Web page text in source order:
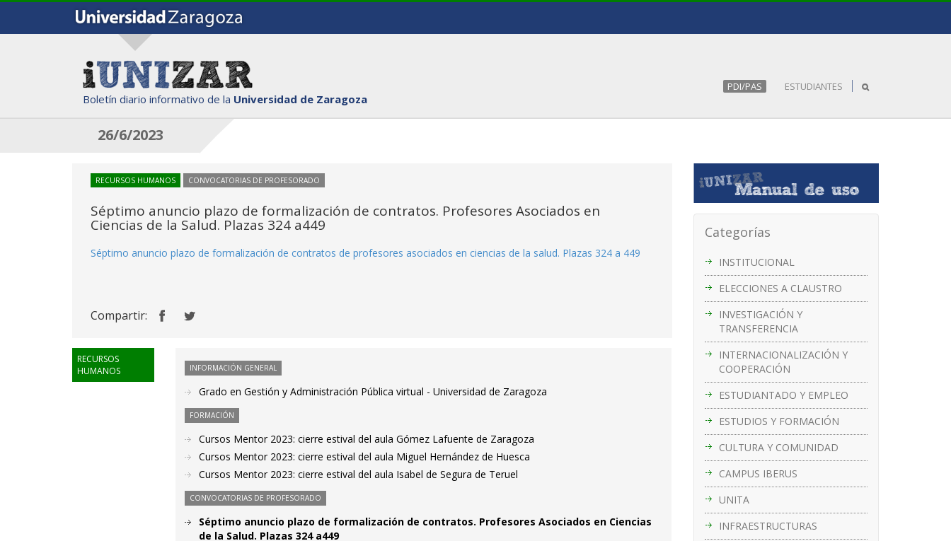
Boletín diario informativo de la Universidad de Zaragoza
PDI/PAS ESTUDIANTES
26/6/2023
Categorías
INSTITUCIONAL
ELECCIONES A CLAUSTRO
INVESTIGACIÓN Y
TRANSFERENCIA
INTERNACIONALIZACIÓN Y
COOPERACIÓN
ESTUDIANTADO Y EMPLEO
ESTUDIOS Y FORMACIÓN
CULTURA Y COMUNIDAD
CAMPUS IBERUS
UNITA
INFRAESTRUCTURAS
RECURSOS HUMANOS CONVOCATORIAS DE PROFESORADO
Séptimo anuncio plazo de formalización de contratos. Profesores Asociados en
Ciencias de la Salud. Plazas 324 a449
Séptimo anuncio plazo de formalización de contratos de profesores asociados en ciencias de la salud. Plazas 324 a 449
Compartir:
RECURSOS
HUMANOS
INFORMACIÓN GENERAL
Grado en Gestión y Administración Pública virtual - Universidad de Zaragoza
FORMACIÓN
Cursos Mentor 2023: cierre estival del aula Gómez Lafuente de Zaragoza
Cursos Mentor 2023: cierre estival del aula Miguel Hernández de Huesca
Cursos Mentor 2023: cierre estival del aula Isabel de Segura de Teruel
CONVOCATORIAS DE PROFESORADO
Séptimo anuncio plazo de formalización de contratos. Profesores Asociados en Ciencias
de la Salud. Plazas 324 a449